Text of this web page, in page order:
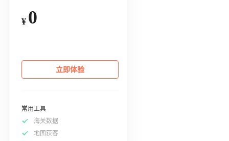
¥ 0
立即体验
常用工具
海关数据
地图获客